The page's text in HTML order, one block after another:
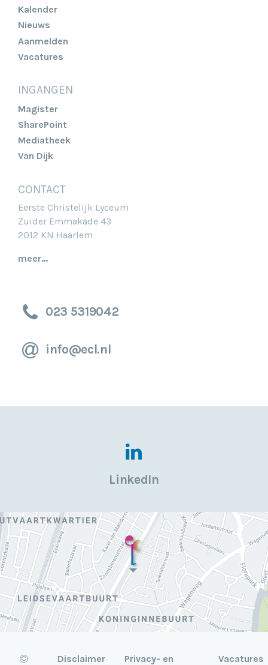
Kalender
Nieuws
Aanmelden
Vacatures
INGANGEN
Magister
SharePoint
Mediatheek
Van Dijk
CONTACT
Eerste Christelijk Lyceum
Zuider Emmakade 43
2012 KN Haarlem
meer…
023 5319042
info@ecl.nl
LinkedIn
Disclaimer Privacy- en Vacatures